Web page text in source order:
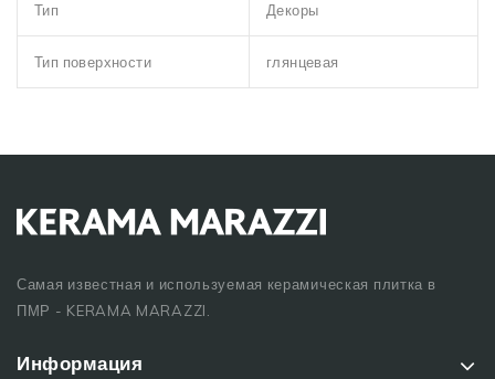
Тип Декоры
Тип поверхности глянцевая
Самая известная и используемая керамическая плитка в
ПМР - KERAMA MARAZZI.
Информация